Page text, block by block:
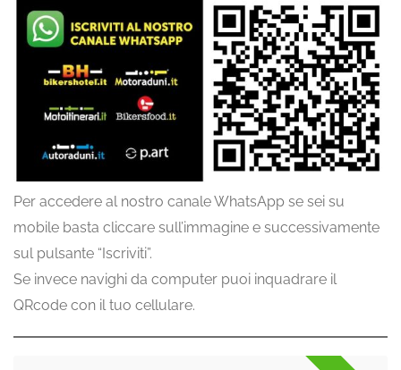
Per accedere al nostro canale WhatsApp se sei su
mobile basta cliccare sull’immagine e successivamente
sul pulsante “Iscriviti”.
Se invece navighi da computer puoi inquadrare il
QRcode con il tuo cellulare.